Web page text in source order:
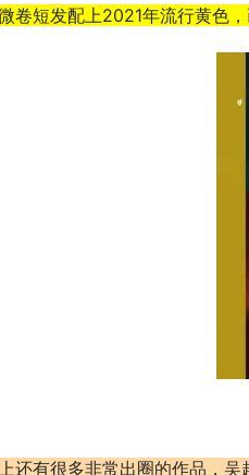
卷短发配上2021年流行黄色
还有很多非常出圈的作品，